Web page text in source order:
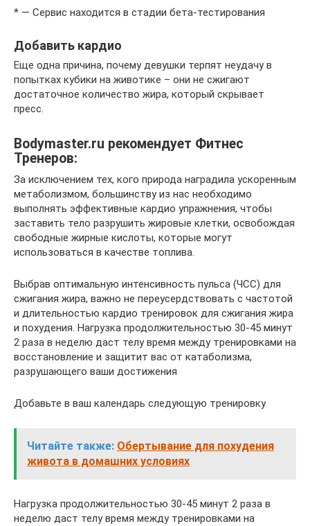
* — Сервис находится в стадии бета-тестирования
Добавить кардио
Еще одна причина, почему девушки терпят неудачу в
попытках кубики на животике – они не сжигают
достаточное количество жира, который скрывает
пресс.
Bodymaster.ru рекомендует Фитнес
Тренеров:
За исключением тех, кого природа наградила ускоренным
метаболизмом, большинству из нас необходимо
выполнять эффективные кардио упражнения, чтобы
заставить тело разрушить жировые клетки, освобождая
свободные жирные кислоты, которые могут
использоваться в качестве топлива.
Выбрав оптимальную интенсивность пульса (ЧСС) для
сжигания жира, важно не переусердствовать с частотой
и длительностью кардио тренировок для сжигания жира
и похудения. Нагрузка продолжительностью 30-45 минут
2 раза в неделю даст телу время между тренировками на
восстановление и защитит вас от катаболизма,
разрушающего ваши достижения
Добавьте в ваш календарь следующую тренировку
Читайте также: Обертывание для похудения
живота в домашних условиях
Нагрузка продолжительностью 30-45 минут 2 раза в
неделю даст телу время между тренировками на